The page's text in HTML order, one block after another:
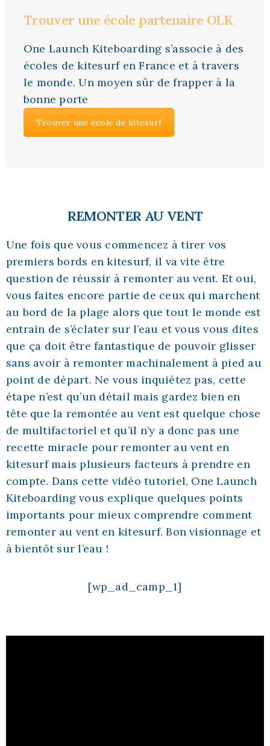
Trouver une école partenaire OLK
One Launch Kiteboarding s’associe à des
écoles de kitesurf en France et à travers
le monde. Un moyen sûr de frapper à la
bonne porte
Trouver une école de kitesurf
REMONTER AU VENT
Une fois que vous commencez à tirer vos
premiers bords en kitesurf, il va vite être
question de réussir à remonter au vent. Et oui,
vous faites encore partie de ceux qui marchent
au bord de la plage alors que tout le monde est
entrain de s’éclater sur l’eau et vous vous dites
que ça doit être fantastique de pouvoir glisser
sans avoir à remonter machinalement à pied au
point de départ. Ne vous inquiétez pas, cette
étape n’est qu’un détail mais gardez bien en
tête que la remontée au vent est quelque chose
de multifactoriel et qu’il n’y a donc pas une
recette miracle pour remonter au vent en
kitesurf mais plusieurs facteurs à prendre en
compte. Dans cette vidéo tutoriel, One Launch
Kiteboarding vous explique quelques points
importants pour mieux comprendre comment
remonter au vent en kitesurf. Bon visionnage et
à bientôt sur l’eau !
[wp_ad_camp_1]